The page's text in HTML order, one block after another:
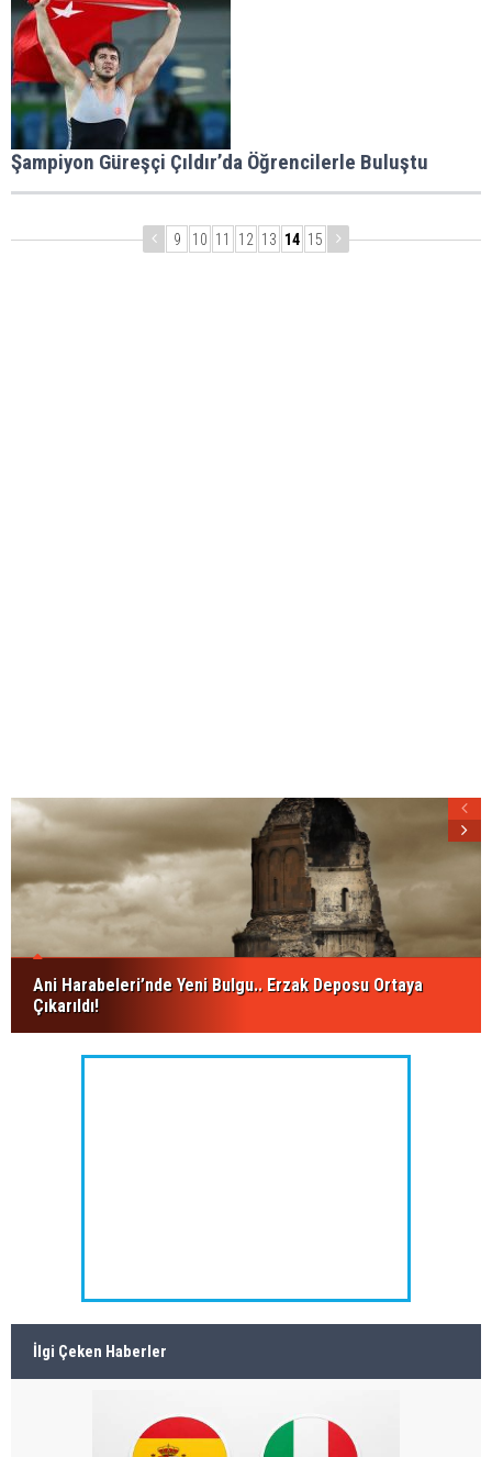
Şampiyon Güreşçi Çıldır’da Öğrencilerle Buluştu
9 10 11 12 13 14 15
Ani Harabeleri’nde Yeni Bulgu.. Erzak Deposu Ortaya
Çıkarıldı!
İlgi Çeken Haberler